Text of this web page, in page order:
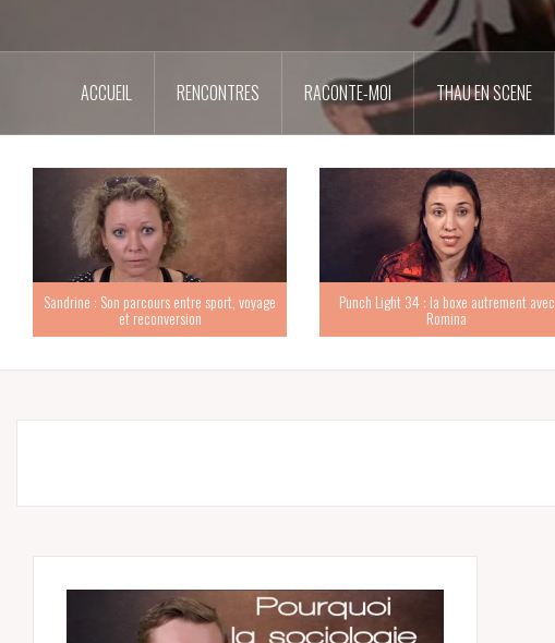
ACCUEIL RENCONTRES RACONTE-MOI THAU EN SCENE
Sandrine : Son parcours entre sport, voyage
et reconversion
Punch Light 34 : la boxe autrement avec
Romina